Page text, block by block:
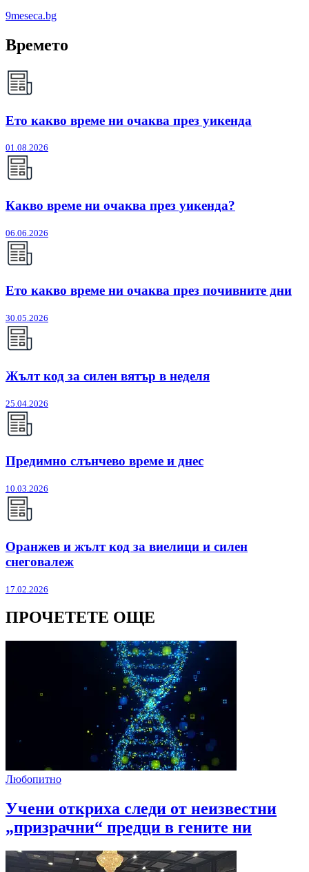
9meseca.bg
Времето
Ето какво време ни очаква през уикенда
01.08.2026
Какво време ни очаква през уикенда?
06.06.2026
Ето какво време ни очаква през почивните дни
30.05.2026
Жълт код за силен вятър в неделя
25.04.2026
Предимно слънчево време и днес
10.03.2026
Оранжев и жълт код за виелици и силен
снеговалеж
17.02.2026
ПРОЧЕТЕТЕ ОЩЕ
Любопитно
Учени откриха следи от неизвестни
„призрачни“ предци в гените ни